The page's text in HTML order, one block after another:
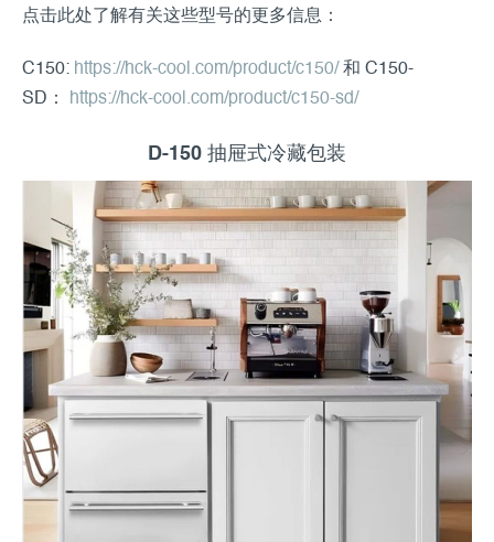
点击此处了解有关这些型号的更多信息：
C150: https://hck-cool.com/product/c150/ 和 C150-
SD：
https://hck-cool.com/product/c150-sd/
D-150 抽屉式冷藏包装